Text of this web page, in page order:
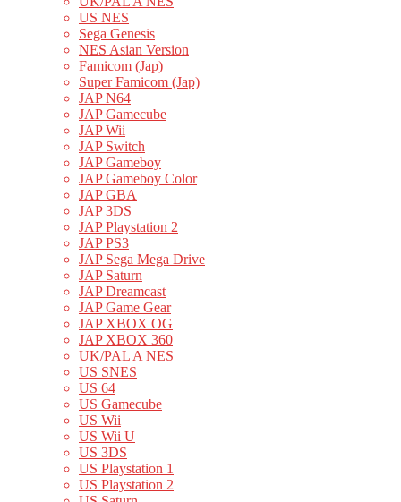
US NES
Sega Genesis
NES Asian Version
Famicom (Jap)
Super Famicom (Jap)
JAP N64
JAP Gamecube
JAP Wii
JAP Switch
JAP Gameboy
JAP Gameboy Color
JAP GBA
JAP 3DS
JAP Playstation 2
JAP PS3
JAP Sega Mega Drive
JAP Saturn
JAP Dreamcast
JAP Game Gear
JAP XBOX OG
JAP XBOX 360
UK/PAL A NES
US SNES
US 64
US Gamecube
US Wii
US Wii U
US 3DS
US Playstation 1
US Playstation 2